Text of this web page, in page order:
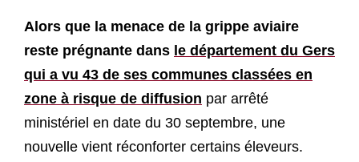
Alors que la menace de la grippe aviaire
reste prégnante dans le département du Gers
qui a vu 43 de ses communes classées en
zone à risque de diffusion par arrêté
ministériel en date du 30 septembre, une
nouvelle vient réconforter certains éleveurs.